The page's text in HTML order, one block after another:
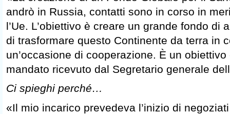
andrò in Russia, contatti sono in corso in
l’Ue. L’obiettivo è creare un grande fondo di
di trasformare questo Continente da terra in
un’occasione di cooperazione. È un
mandato ricevuto dal Segretario generale
Ci spieghi perché…
«Il mio incarico prevedeva l’inizio di